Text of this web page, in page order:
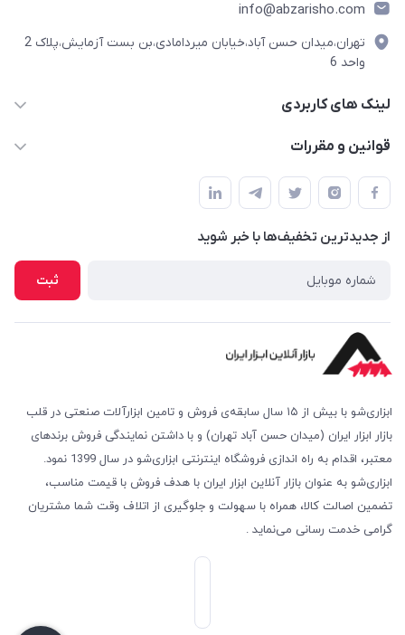
info@abzarisho.com
تهران،میدان حسن آباد،خیابان میردامادی،بن بست آزمایش،پلاک 2
واحد 6
لینک های کاربردی
حساب کاربری
لیست محصولات
درباره ما
قوانین و مقررات
شرایط بازگشت کالا
روش های پرداخت
روش های ارسال
امکان خرید حضوری
از جدید‌ترین تخفیف‌ها با‌ خبر شوید
ثبت
ابزاری‌شو با بیش از ۱۵ سال سابقه‌ی فروش و تامین ابزارآلات صنعتی در قلب
بازار ابزار ایران (میدان حسن آباد تهران) و با داشتن نمایندگی فروش برندهای
معتبر، اقدام به راه اندازی فروشگاه اینترنتی ابزاری‌شو در سال 1399 نمود.
ابزاری‌شو به عنوان بازار آنلاین ابزار ایران با هدف فروش با قیمت مناسب،
تضمین اصالت کالا، همراه با سهولت و جلوگیری از اتلاف وقت شما مشتریان
گرامی خدمت رسانی می‌نماید .